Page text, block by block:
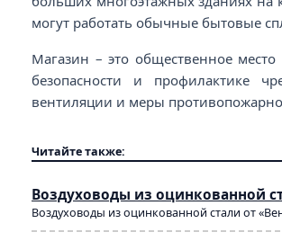
могут работать обычные бытовые
Магазин – это общественное
безопасности и профилактике
вентиляции и меры
Читайте также:
Воздуховоды из оцинкованной
Воздуховоды из оцинкованной стали от